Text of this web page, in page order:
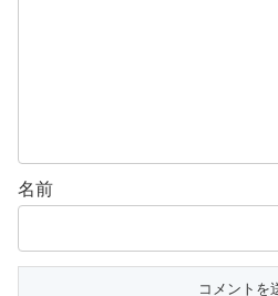
名前